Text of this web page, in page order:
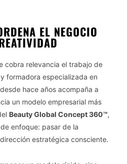
EL NEGOCIO
cobra relevancia el trabajo de
formadora especializada en
hace años acompaña a
un modelo empresarial más
Beauty Global Concept 360™,
enfoque: pasar de la
estratégica consciente.